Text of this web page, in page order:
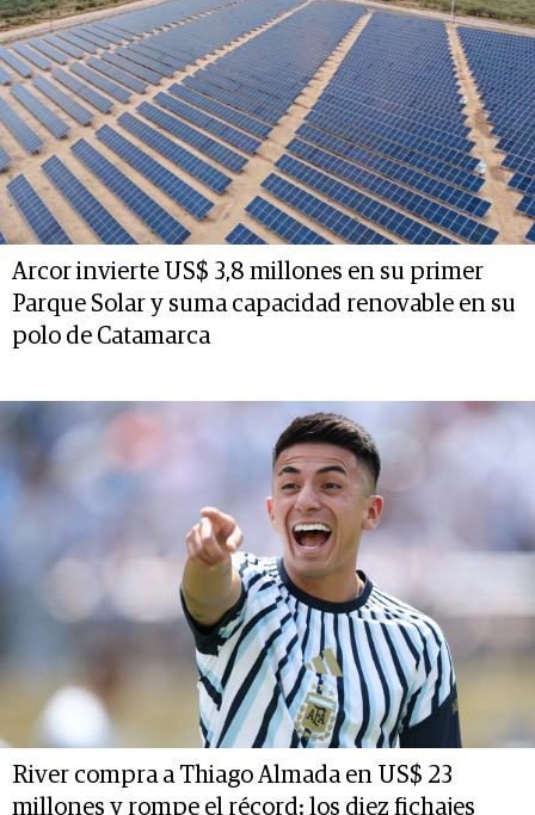
Arcor invierte US$ 3,8 millones en su primer
Parque Solar y suma capacidad renovable en su
polo de Catamarca
River compra a Thiago Almada en US$ 23
millones y rompe el récord: los diez fichajes